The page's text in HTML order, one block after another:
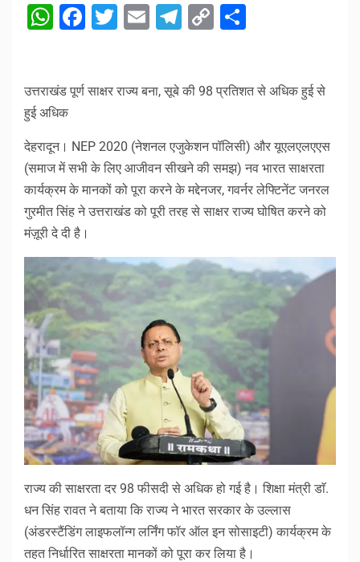
WhatsApp
Facebook
Twitter
EmailTelegram
Copy
उत्तराखंड पूर्ण साक्षर राज्य बना, सूबे की 98 प्रतिशत से अधिक हुई से
हुई अधिक
देहरादून। NEP 2020 (नेशनल एजुकेशन पॉलिसी) और यूएलएलएएस
(समाज में सभी के लिए आजीवन सीखने की समझ) नव भारत साक्षरता
कार्यक्रम के मानकों को पूरा करने के मद्देनजर, गवर्नर लेफ्टिनेंट जनरल
गुरमीत सिंह ने उत्तराखंड को पूरी तरह से साक्षर राज्य घोषित करने को
मंज़ूरी दे दी है।
राज्य की साक्षरता दर 98 फीसदी से अधिक हो गई है। शिक्षा मंत्री डाॅ.
धन सिंह रावत ने बताया कि राज्य ने भारत सरकार के उल्लास
(अंडरस्टैंडिंग लाइफलॉन्ग लर्निंग फॉर ऑल इन सोसाइटी) कार्यक्रम के
तहत निर्धारित साक्षरता मानकों को पूरा कर लिया है।